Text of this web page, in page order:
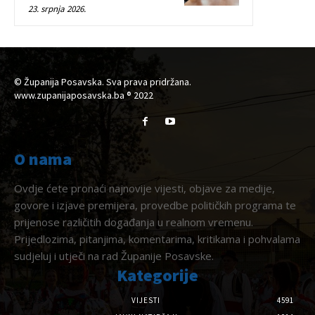
23. srpnja 2026.
© Županija Posavska. Sva prava pridržana.
www.zupanijaposavska.ba ® 2022
O nama
Ovdje ćete pronaći najnovije vijesti, objave za medije,
govore i izjave premijera, provedbe političkih programa te
prijenose različitih događanja u realnom vremenu.
Prijedlozima, pitanjima, komentarima, kritikama i pohvalama
sudjeluj i utječi na rad Županije Posavske.
Kategorije
VIJESTI
4591